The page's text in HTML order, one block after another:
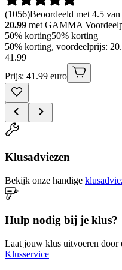
(1056)Beoordeeld met 4.5
20.99 met GAMMA
50% korting50% korting
50% korting, voordeelprijs:
41 .99
Prijs: 41.99 euro
Klusadviezen
Bekijk onze handige
Hulp nodig bij je klus?
Laat jouw klus uitvoeren door
Klusservice